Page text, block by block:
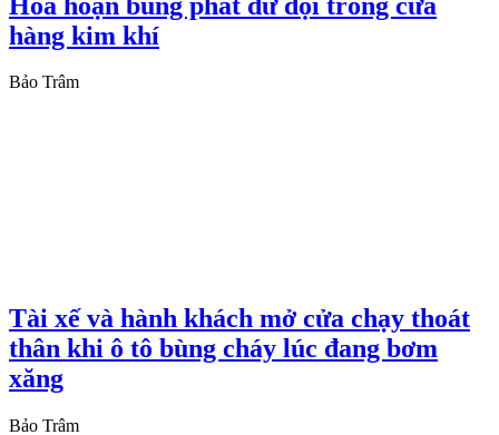
hàng kim khí
Bảo Trâm
Tài xế và hành khách mở cửa chạy thoát
thân khi ô tô bùng cháy lúc đang bơm
xăng
Bảo Trâm